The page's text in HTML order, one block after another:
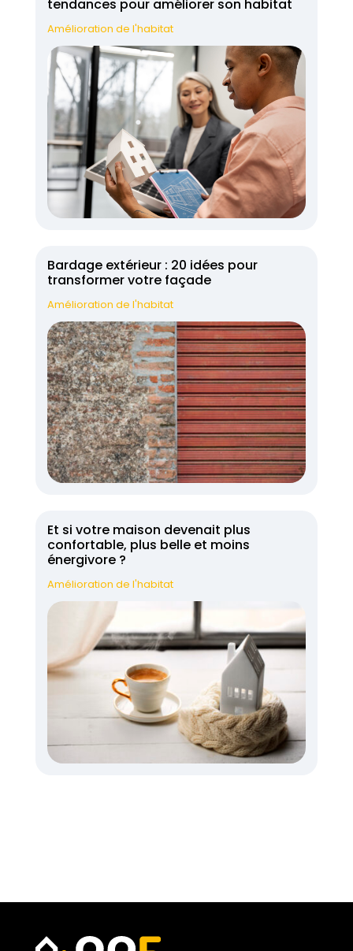
tendances pour améliorer son habitat
Amélioration de l'habitat
Bardage extérieur : 20 idées pour
transformer votre façade
Amélioration de l'habitat
Et si votre maison devenait plus
confortable, plus belle et moins
énergivore ?
Amélioration de l'habitat